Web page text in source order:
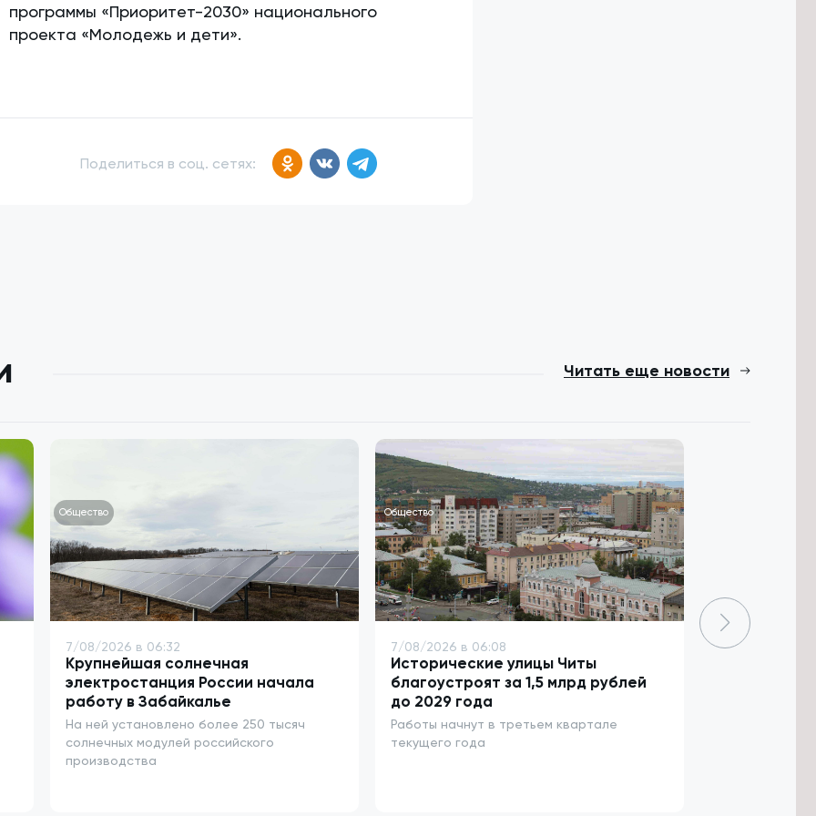
программы «Приоритет-2030» национального
проекта «Молодежь и дети».
Поделиться в соц. сетях:
Читать еще новости
Общество
7/08/2026 в 06:32
Крупнейшая солнечная
электростанция России начала
работу в Забайкалье
На ней установлено более 250 тысяч
солнечных модулей российского
производства
Общество
7/08/2026 в 06:08
Исторические улицы Читы
благоустроят за 1,5 млрд рублей
до 2029 года
Работы начнут в третьем квартале
текущего года
7/08/2026 в